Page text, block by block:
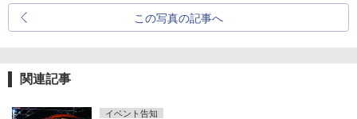
この写真の記事へ
関連記事
イベント告知